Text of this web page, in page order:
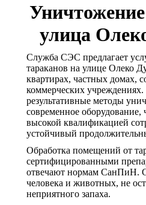
улица
Служба СЭС предлагает
тараканов на улице Олеко
квартирах, частных домах,
коммерческих
результативные методы
современное оборудование,
высокой квалификацией
устойчивый
Обработка помещений от
сертифицированными
отвечают нормам СанПиН.
человека и животных, не
неприятного запаха.